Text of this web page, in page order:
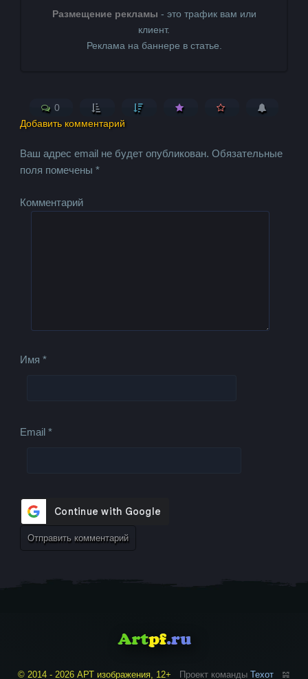
Размещение рекламы - это трафик вам или
клиент.
Реклама на баннере в статье.
0
Добавить комментарий
Ваш адрес email не будет опубликован. Обязательные
поля помечены*
Комментарий
Имя*
Email*
© 2014 - 2026 АРТ изображения, 12+ Проект команды Техот 𝌴